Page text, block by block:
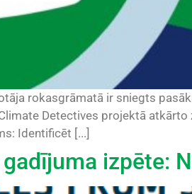
rokasgrāmatā ir sniegts
Detectives projektā
Identificēt [...]
izpēte: